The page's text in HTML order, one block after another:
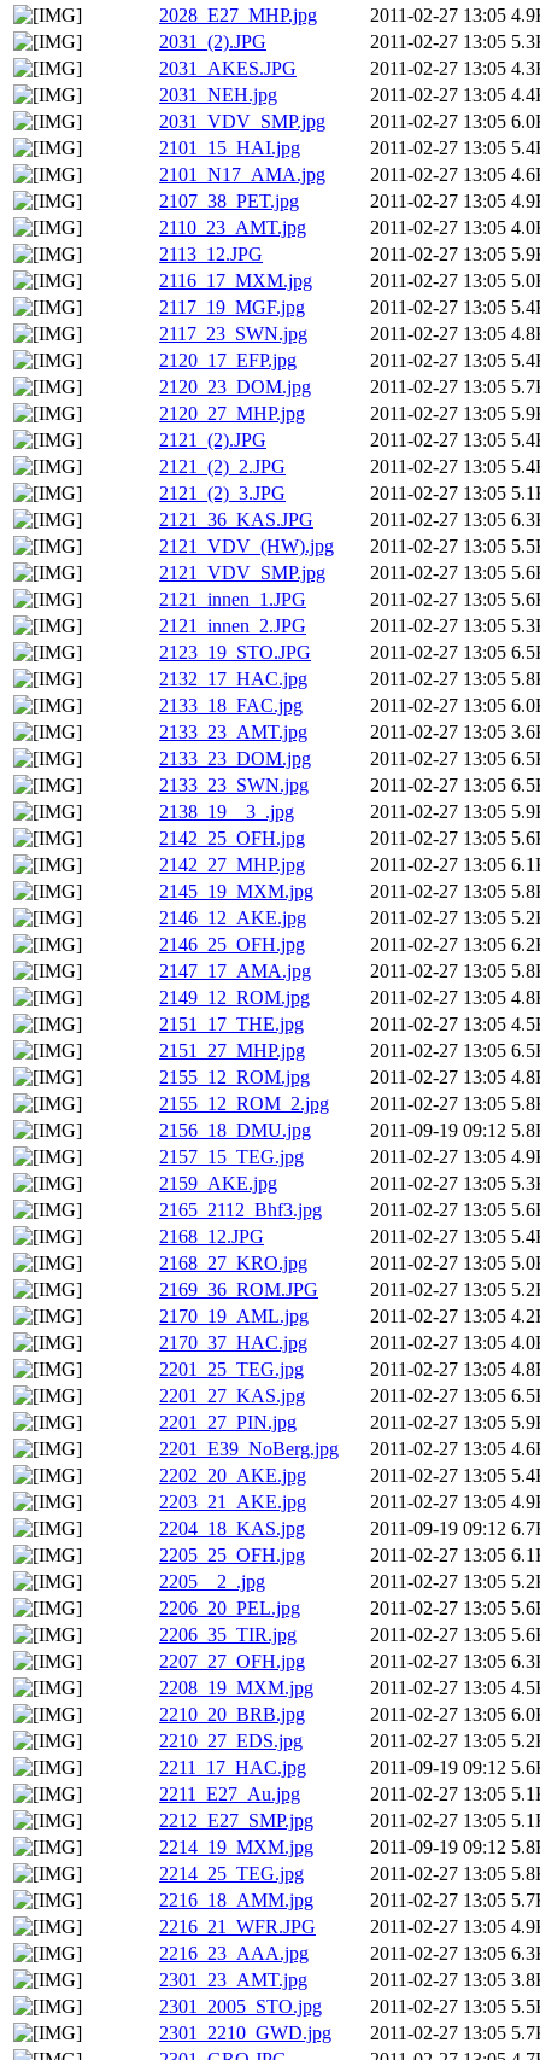
2028_E27_MHP.jpg
2011-02-27 13:05
2031_(2).JPG
2011-02-27 13:05
2031_AKES.JPG
2011-02-27 13:05
2031_NEH.jpg
2011-02-27 13:05
2031_VDV_SMP.jpg
2011-02-27 13:05
2101_15_HAI.jpg
2011-02-27 13:05
2101_N17_AMA.jpg
2011-02-27 13:05
2107_38_PET.jpg
2011-02-27 13:05
2110_23_AMT.jpg
2011-02-27 13:05
2113_12.JPG
2011-02-27 13:05
2116_17_MXM.jpg
2011-02-27 13:05
2117_19_MGF.jpg
2011-02-27 13:05
2117_23_SWN.jpg
2011-02-27 13:05
2120_17_EFP.jpg
2011-02-27 13:05
2120_23_DOM.jpg
2011-02-27 13:05
2120_27_MHP.jpg
2011-02-27 13:05
2121_(2).JPG
2011-02-27 13:05
2121_(2)_2.JPG
2011-02-27 13:05
2121_(2)_3.JPG
2011-02-27 13:05
2121_36_KAS.JPG
2011-02-27 13:05
2121_VDV_(HW).jpg
2011-02-27 13:05
2121_VDV_SMP.jpg
2011-02-27 13:05
2121_innen_1.JPG
2011-02-27 13:05
2121_innen_2.JPG
2011-02-27 13:05
2123_19_STO.JPG
2011-02-27 13:05
2132_17_HAC.jpg
2011-02-27 13:05
2133_18_FAC.jpg
2011-02-27 13:05
2133_23_AMT.jpg
2011-02-27 13:05
2133_23_DOM.jpg
2011-02-27 13:05
2133_23_SWN.jpg
2011-02-27 13:05
2138_19__3_.jpg
2011-02-27 13:05
2142_25_OFH.jpg
2011-02-27 13:05
2142_27_MHP.jpg
2011-02-27 13:05
2145_19_MXM.jpg
2011-02-27 13:05
2146_12_AKE.jpg
2011-02-27 13:05
2146_25_OFH.jpg
2011-02-27 13:05
2147_17_AMA.jpg
2011-02-27 13:05
2149_12_ROM.jpg
2011-02-27 13:05
2151_17_THE.jpg
2011-02-27 13:05
2151_27_MHP.jpg
2011-02-27 13:05
2155_12_ROM.jpg
2011-02-27 13:05
2155_12_ROM_2.jpg
2011-02-27 13:05
2156_18_DMU.jpg
2011-09-19 09:12
2157_15_TEG.jpg
2011-02-27 13:05
2159_AKE.jpg
2011-02-27 13:05
2165_2112_Bhf3.jpg
2011-02-27 13:05
2168_12.JPG
2011-02-27 13:05
2168_27_KRO.jpg
2011-02-27 13:05
2169_36_ROM.JPG
2011-02-27 13:05
2170_19_AML.jpg
2011-02-27 13:05
2170_37_HAC.jpg
2011-02-27 13:05
2201_25_TEG.jpg
2011-02-27 13:05
2201_27_KAS.jpg
2011-02-27 13:05
2201_27_PIN.jpg
2011-02-27 13:05
2201_E39_NoBerg.jpg
2011-02-27 13:05
2202_20_AKE.jpg
2011-02-27 13:05
2203_21_AKE.jpg
2011-02-27 13:05
2204_18_KAS.jpg
2011-09-19 09:12
2205_25_OFH.jpg
2011-02-27 13:05
2205__2_.jpg
2011-02-27 13:05
2206_20_PEL.jpg
2011-02-27 13:05
2206_35_TIR.jpg
2011-02-27 13:05
2207_27_OFH.jpg
2011-02-27 13:05
2208_19_MXM.jpg
2011-02-27 13:05
2210_20_BRB.jpg
2011-02-27 13:05
2210_27_EDS.jpg
2011-02-27 13:05
2211_17_HAC.jpg
2011-09-19 09:12
2211_E27_Au.jpg
2011-02-27 13:05
2212_E27_SMP.jpg
2011-02-27 13:05
2214_19_MXM.jpg
2011-09-19 09:12
2214_25_TEG.jpg
2011-02-27 13:05
2216_18_AMM.jpg
2011-02-27 13:05
2216_21_WFR.JPG
2011-02-27 13:05
2216_23_AAA.jpg
2011-02-27 13:05
2301_23_AMT.jpg
2011-02-27 13:05
2301_2005_STO.jpg
2011-02-27 13:05
2301_2210_GWD.jpg
2011-02-27 13:05